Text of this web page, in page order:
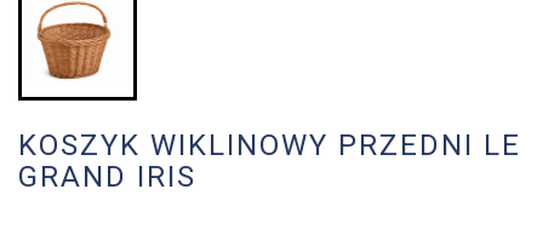
KOSZYK WIKLINOWY PRZEDNI LE
GRAND IRIS